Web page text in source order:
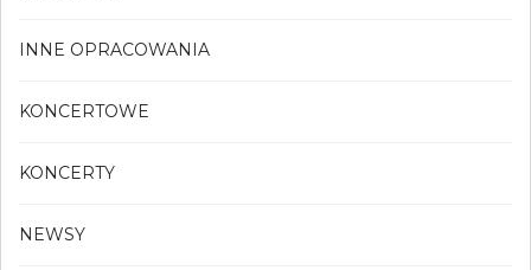
INNE OPRACOWANIA
KONCERTOWE
KONCERTY
NEWSY